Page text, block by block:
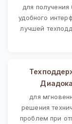
для получения
удобного
лучшей
Диадока
для
решения
проблем при